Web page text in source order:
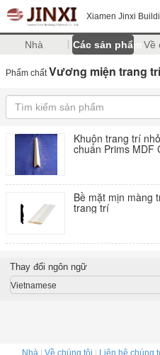
Xiamen Jinxi
Nhà Các sản phẩm Về
Phẩm chấtVương miện trang trí
Khuôn trang trí
chuẩn Prims MDF
Bề mặt mịn màng
trang trí
Thay đổi ngôn ngữ
Vietnamese
Nhà| Về chúng tôi Liên hệ chúng